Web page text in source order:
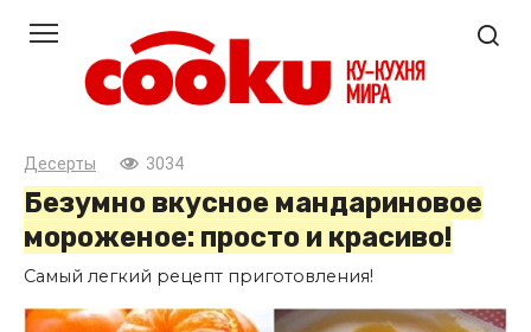
контенту
Десерты 3034
Безумно вкусное мандариновое
мороженое: просто и красиво!
Самый легкий рецепт приготовления!